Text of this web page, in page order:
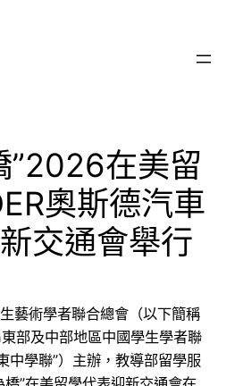
”2026在美留
奧斯德汽車
交通會舉行
藝術學者聯合總會（以下簡稱
部及中部地區中國學生學者聯
中學聯”）主辦，教導部留學服